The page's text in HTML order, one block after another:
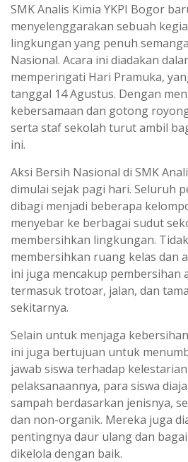
SMK Analis Kimia YKPI Bogor
menyelenggarakan sebuah
lingkungan yang penuh
Nasional. Acara ini diadakan
memperingati Hari Pramuka,
tanggal 14 Agustus. Dengan
kebersamaan dan gotong
serta staf sekolah turut ambil
ini.
Aksi Bersih Nasional di SMK
dimulai sejak pagi hari. Seluruh
dibagi menjadi beberapa
menyebar ke berbagai sudut
membersihkan lingkungan.
membersihkan ruang kelas dan
ini juga mencakup pembersihan
termasuk trotoar, jalan, dan
sekitarnya.
Selain untuk menjaga
ini juga bertujuan untuk
jawab siswa terhadap
pelaksanaannya, para siswa
sampah berdasarkan jenisnya,
dan non-organik. Mereka juga
pentingnya daur ulang dan
dikelola dengan baik.